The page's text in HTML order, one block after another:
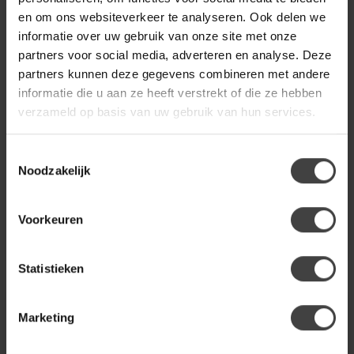
en om ons websiteverkeer te analyseren. Ook delen we
informatie over uw gebruik van onze site met onze
partners voor social media, adverteren en analyse. Deze
partners kunnen deze gegevens combineren met andere
informatie die u aan ze heeft verstrekt of die ze hebben
verzameld op basis van uw gebruik van hun services.
Noodzakelijk
Voorkeuren
Statistieken
Marketing
Textile Anti Static
Spray 500ml
Vermindert statische lading
Op voorraad
Wood Care Kit
MattPolish+Cleaner
natuurproduct met een
uitstraling. Om uw hout...